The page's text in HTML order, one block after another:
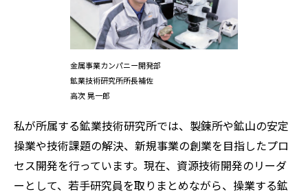
金属事業カンパニー開発部
鉱業技術研究所所長補佐
高次 晃一郎
私が所属する鉱業技術研究所では、製錬所や鉱山の安定
操業や技術課題の解決、新規事業の創業を目指したプロ
セス開発を行っています。現在、資源技術開発のリーダ
ーとして、若手研究員を取りまとめながら、操業する鉱